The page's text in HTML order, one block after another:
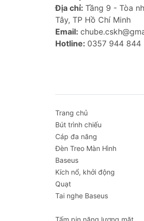
theo dõi và
Tự động ngắt
đã cài đặt,
Đèn LED tích
Ảnh chi tiết
Địa chỉ: Tầng 9 - Tòa
Tây, TP Hồ Chí Minh
Email:
Hotline: 0357 944 844
Trang chủ
Bút trình chiếu
Cáp đa năng
Đèn Treo Màn Hình
Baseus
Kích nổ, khởi động
Quạt
Tai nghe Baseus
Tấm pin năng lượng mặt